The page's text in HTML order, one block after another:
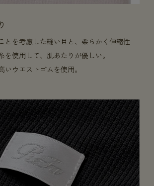
とを考慮した縫い目と、柔らかく伸縮性
を使用して、肌あたりが優しい。
いウエストゴムを使用。